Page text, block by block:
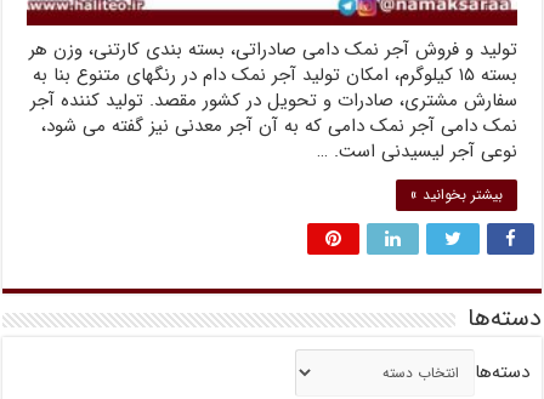
تولید و فروش آجر نمک دامی صادراتی، بسته بندی کارتنی، وزن هر
بسته ۱۵ کیلوگرم، امکان تولید آجر نمک دام در رنگهای متنوع بنا به
سفارش مشتری، صادرات و تحویل در کشور مقصد. تولید کننده آجر
نمک دامی آجر نمک دامی که به آن آجر معدنی نیز گفته می شود،
نوعی آجر لیسیدنی است. …
بیشتر بخوانید »
دسته‌ها
دسته‌ها